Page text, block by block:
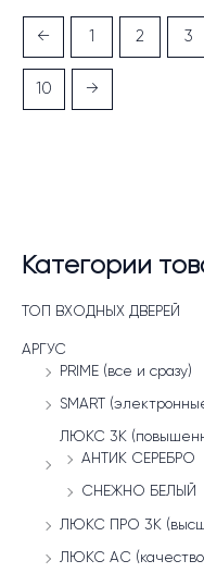
Категории
ТОП ВХОДНЫХ ДВЕРЕЙ
АРГУС
PRIME (все и сразу)
SMART
ЛЮКС 3К
АНТИК СЕРЕБРО
СНЕЖНО БЕЛЫЙ
ЛЮКС ПРО 3К
ЛЮКС АС
← 1 2 3
10 →